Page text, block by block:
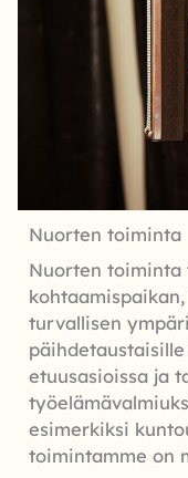
Nuorten toiminta
Nuorten toiminta
turvallisen
etuusasioissa ja
esimerkiksi
toimintamme on